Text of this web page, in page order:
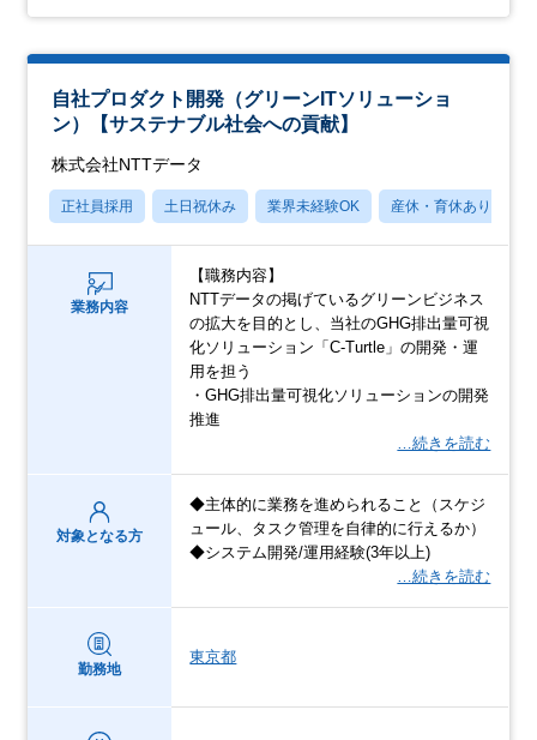
自社プロダクト開発（グリーンITソリューショ
ン）【サステナブル社会への貢献】
株式会社NTTデータ
正社員採用 土日祝休み 業界未経験OK 産休・育休あり
業務内容
【職務内容】
NTTデータの掲げているグリーンビジネス
の拡大を目的とし、当社のGHG排出量可視
化ソリューション「C-Turtle」の開発・運
用を担う
・GHG排出量可視化ソリューションの開発
推進
…続きを読む
対象となる方
◆主体的に業務を進められること（スケジ
ュール、タスク管理を自律的に行えるか）​
◆システム開発/運用経験(3年以上)​
…続きを読む
勤務地
東京都